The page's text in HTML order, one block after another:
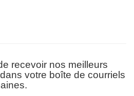
recevoir nos meilleurs
votre boîte de courriels